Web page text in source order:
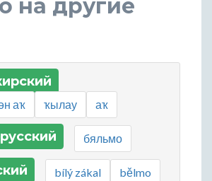
на другие
аҡ ҡылау аҡ
бяльмо
bílý zákal bělmo